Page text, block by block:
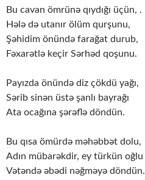
Bu cavan ömrünə qıydığı üçün, .
Hələ də utanır ölüm qurşunu,
Şəhidim önündə farağat durub,
Fəxarətlə keçir Sərhəd qoşunu.
Payızda önündə diz çökdü yağı,
Sərib sinən üstə şanlı bayrağı
Ata ocağına şərəflə döndün.
Bu qısa ömürdə məhəbbət dolu,
Adın mübarəkdir, ey türkün oğlu
Vətəndə əbədi nəğməyə döndün.